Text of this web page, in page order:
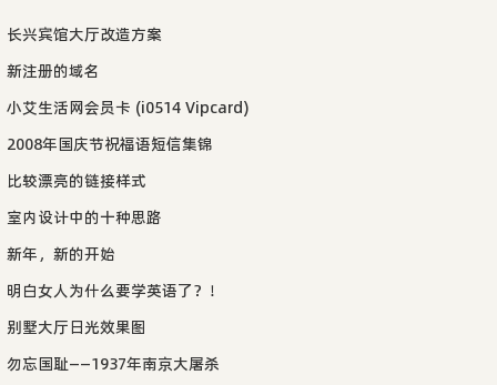
长兴宾馆大厅改造方案
新注册的域名
小艾生活网会员卡 (i0514 Vipcard)
2008年国庆节祝福语短信集锦
比较漂亮的链接样式
室内设计中的十种思路
新年，新的开始
明白女人为什么要学英语了？！
别墅大厅日光效果图
勿忘国耻——1937年南京大屠杀